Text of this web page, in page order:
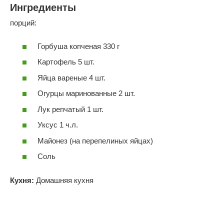
Ингредиенты
порций:
Горбуша копченая 330 г
Картофель 5 шт.
Яйца вареные 4 шт.
Огурцы маринованные 2 шт.
Лук репчатый 1 шт.
Уксус 1 ч.л.
Майонез (на перепелиных яйцах)
Соль
Кухня: Домашняя кухня